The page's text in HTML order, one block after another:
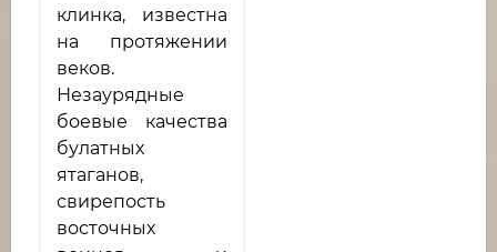
клинка, известна
на протяжении
веков.
Незаурядные
боевые качества
булатных
ятаганов,
свирепость
восточных